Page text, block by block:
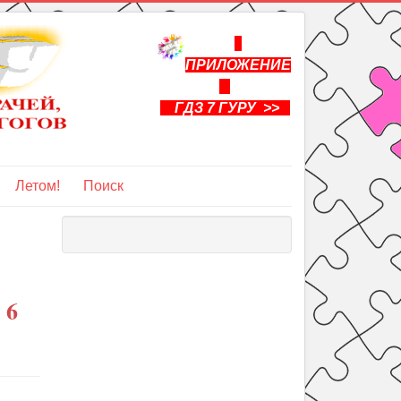
ПРИЛОЖЕНИЕ
ГДЗ 7 ГУРУ >>
Летом! Поиск